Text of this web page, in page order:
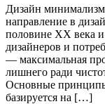
Дизайн
направление в
половине XX века
дизайнеров и
— максимальная
лишнего ради
Основные
базируется на […]